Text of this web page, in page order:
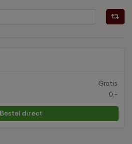
Gratis
0,-
Bestel direct